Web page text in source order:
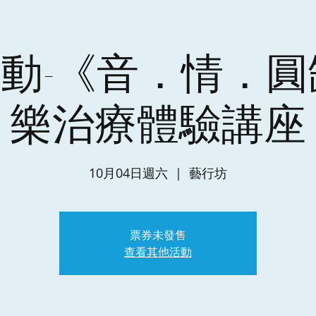
-《音．情．
樂治療體驗講座
10月04日週六
  |
藝行坊
票券未發售
查看其他活動